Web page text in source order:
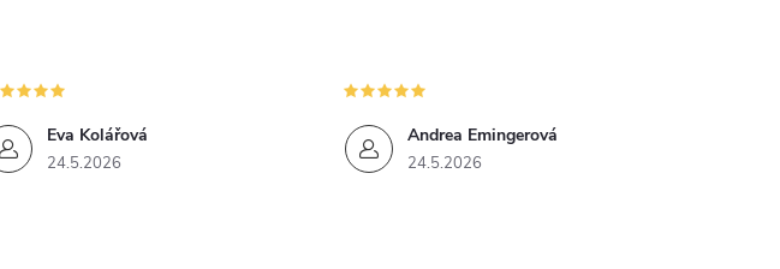
Eva Kolářová
24.5.2026
Andrea Emingerová
24.5.2026